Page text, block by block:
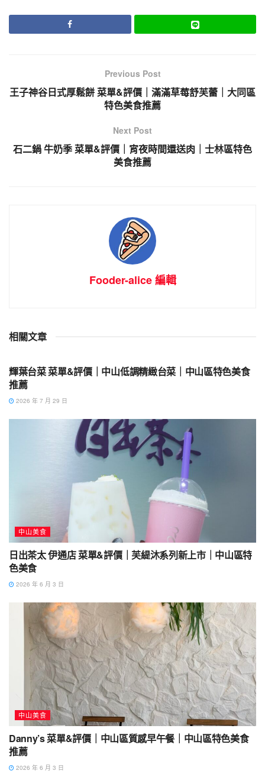
Previous Post
王子神谷日式厚鬆餅 菜單&評價｜滿滿草莓舒芙蕾｜大同區
特色美食推薦
Next Post
石二鍋 牛奶季 菜單&評價｜宵夜時間還送肉｜士林區特色
美食推薦
Fooder-alice 編輯
相關文章
輝葉台菜 菜單&評價｜中山低調精緻台菜｜中山區特色美食
推薦
2026 年 7 月 29 日
中山美食
日出茶太 伊通店 菜單&評價｜芙緹沐系列新上市｜中山區特
色美食
2026 年 6 月 3 日
中山美食
Danny’s 菜單&評價｜中山區質感早午餐｜中山區特色美食
推薦
2026 年 6 月 3 日